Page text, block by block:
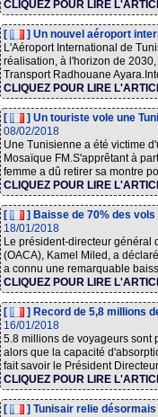
CLIQUEZ POUR LIRE
[ ] Un nouvel aéroport
L'Aéroport International de
réalisation, à l'horizon de
Transport Radhouane
CLIQUEZ POUR LIRE
[ ] Un touriste vole une
08/02/2018
Une Tunisienne a été victime
Mosaïque FM.S'apprêtant à
femme a dû retirer sa montre
CLIQUEZ POUR LIRE
[ ] Baisse de 70% des
18/01/2018
Le président-directeur général
(OACA), Kamel Miled, a
a connu une remarquable
CLIQUEZ POUR LIRE
[ ] Record de 5,8 millions
16/01/2018
5.8 millions de voyageurs sont
alors que la capacité
fait savoir le Président
CLIQUEZ POUR LIRE
[ ] Tunisair relie désormais